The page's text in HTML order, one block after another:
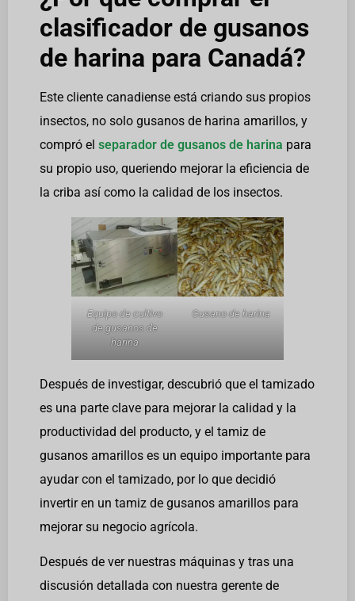
clasificador de gusanos
de harina para Canadá?
Este cliente canadiense está criando sus propios
insectos, no solo gusanos de harina amarillos, y
compró el separador de gusanos de harina para
su propio uso, queriendo mejorar la eficiencia de
la criba así como la calidad de los insectos.
Equipo de cultivo
de gusanos de
harina
Gusano de harina
Después de investigar, descubrió que el tamizado
es una parte clave para mejorar la calidad y la
productividad del producto, y el tamiz de
gusanos amarillos es un equipo importante para
ayudar con el tamizado, por lo que decidió
invertir en un tamiz de gusanos amarillos para
mejorar su negocio agrícola.
Después de ver nuestras máquinas y tras una
discusión detallada con nuestra gerente de